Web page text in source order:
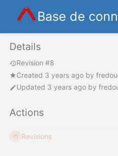
Base de
Details
Revision #8
Created 3 years ago by
Updated 3 years ago by
Actions
Revisions